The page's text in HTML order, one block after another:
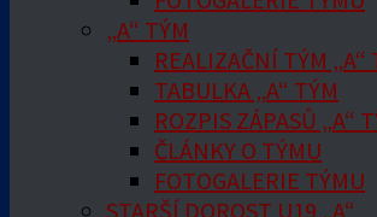
„A“ TÝM
REALIZAČNÍ TÝM „A“
TABULKA „A“ TÝM
ROZPIS ZÁPASŮ „A“
ČLÁNKY O TÝMU
FOTOGALERIE TÝMU
STARŠÍ DOROST U19 „A“